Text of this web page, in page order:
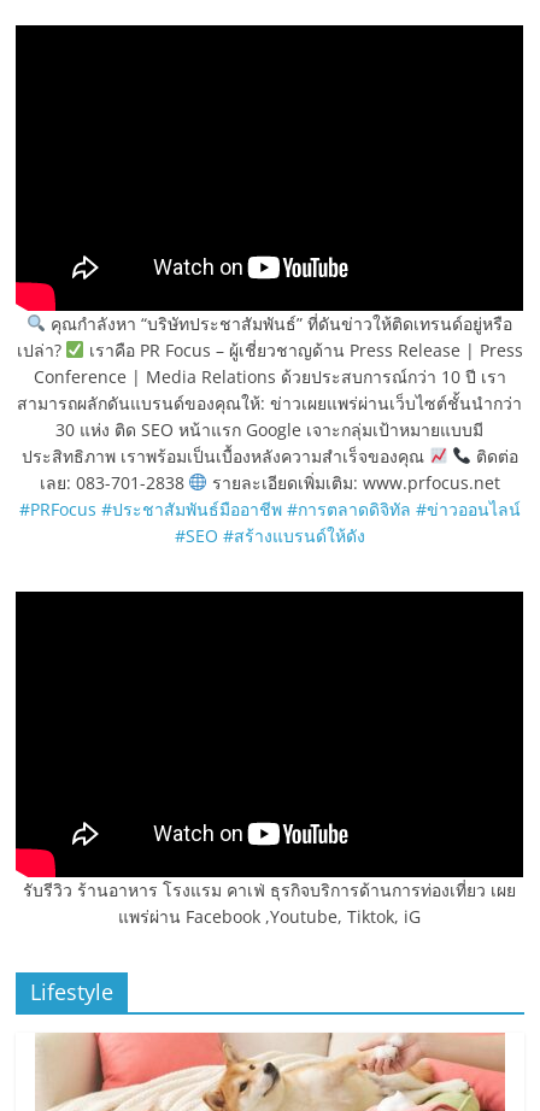
คุณกำลังหา “บริษัทประชาสัมพันธ์” ที่ดันข่าวให้ติดเทรนด์อยู่หรือ
เปล่า?
เราคือ PR Focus – ผู้เชี่ยวชาญด้าน Press Release | Press
Conference | Media Relations ด้วยประสบการณ์กว่า 10 ปี เรา
สามารถผลักดันแบรนด์ของคุณให้: ข่าวเผยแพร่ผ่านเว็บไซต์ชั้นนำกว่า
30 แห่ง ติด SEO หน้าแรก Google เจาะกลุ่มเป้าหมายแบบมี
ประสิทธิภาพ เราพร้อมเป็นเบื้องหลังความสำเร็จของคุณ
ติดต่อ
เลย: 083-701-2838
รายละเอียดเพิ่มเติม: www.prfocus.net
#PRFocus #ประชาสัมพันธ์มืออาชีพ #การตลาดดิจิทัล #ข่าวออนไลน์
#SEO #สร้างแบรนด์ให้ดัง
รับรีวิว ร้านอาหาร โรงแรม คาเฟ่ ธุรกิจบริการด้านการท่องเที่ยว เผย
แพร่ผ่าน Facebook ,Youtube, Tiktok, iG
Lifestyle